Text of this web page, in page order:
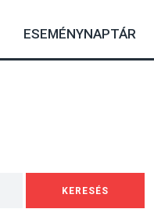
ESEMÉNYNAPTÁR
KERESÉS